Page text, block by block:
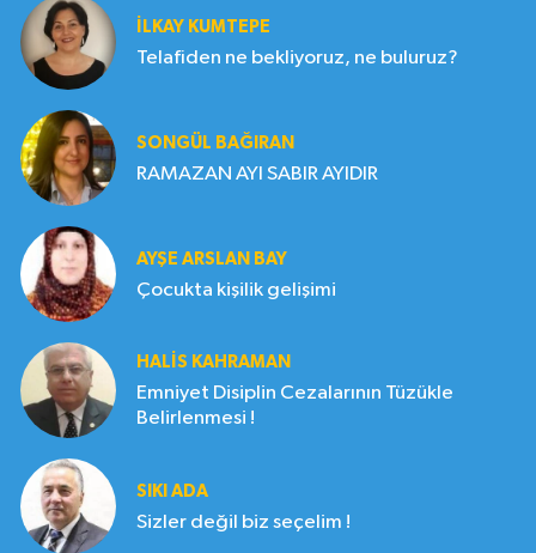
İLKAY KUMTEPE
Telafiden ne bekliyoruz, ne buluruz?
SONGÜL BAĞIRAN
RAMAZAN AYI SABIR AYIDIR
AYŞE ARSLAN BAY
Çocukta kişilik gelişimi
HALIS KAHRAMAN
Emniyet Disiplin Cezalarının Tüzükle
Belirlenmesi !
SIKI ADA
Sizler değil biz seçelim !